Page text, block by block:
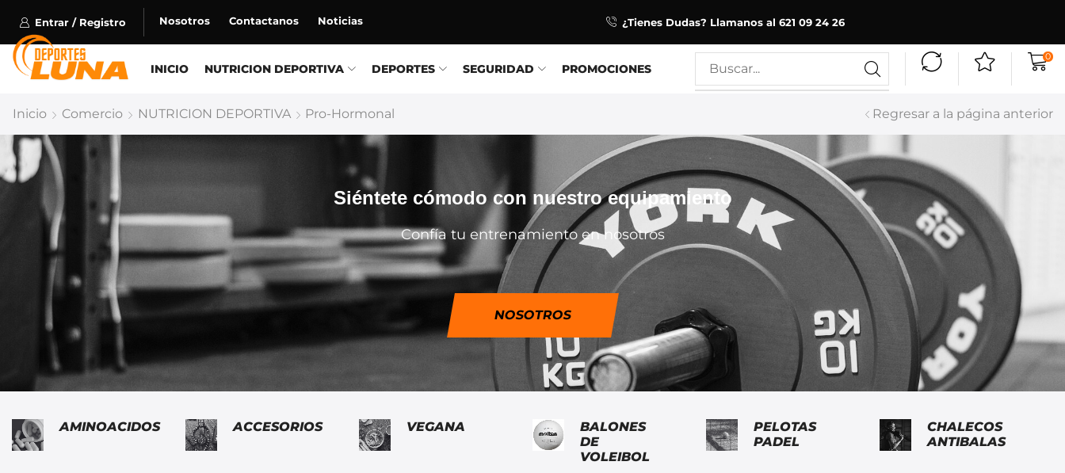
Entrar / Registro Nosotros Contactanos Noticias ¿Tienes Dudas? Llamanos al 621 09 24 26
INICIO NUTRICION DEPORTIVA DEPORTES SEGURIDAD PROMOCIONES
0
Inicio Comercio NUTRICION DEPORTIVA Pro-Hormonal Regresar a la página anterior
Siéntete cómodo con nuestro equipamiento
Confía tu entrenamiento en nosotros
NOSOTROS
AMINOACIDOS ACCESORIOS VEGANA
BALONES
DE
VOLEIBOL
PELOTAS
PADEL
CHALECOS
ANTIBALAS